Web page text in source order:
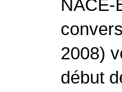
NACE-
2008)
début